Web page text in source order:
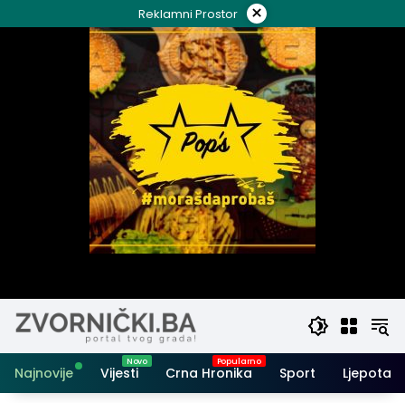
to
Reklamni Prostor ×
Najnovije Vijesti Crna Hronika Sport Ljepota i